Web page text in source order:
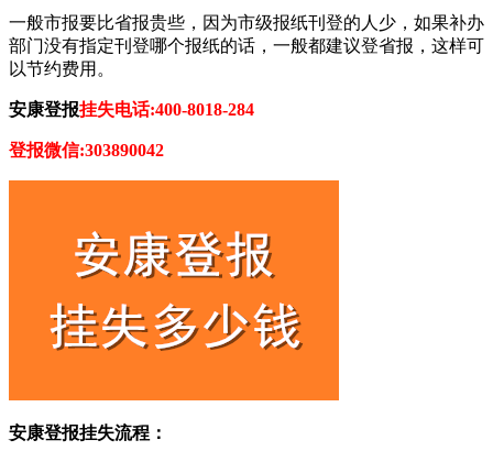
一般市报要比省报贵些，因为市级报纸刊登的人少，如果补办
部门没有指定刊登哪个报纸的话，一般都建议登省报，这样可
以节约费用。
安康登报挂失电话:400-8018-284
登报微信:303890042
安康登报挂失流程：